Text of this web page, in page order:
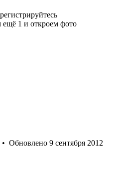
ещё 1 и откроем фото
• Обновлено 9 сентября 2012